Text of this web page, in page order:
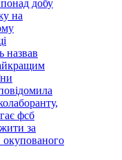
добу
на
назвав
фсб
за